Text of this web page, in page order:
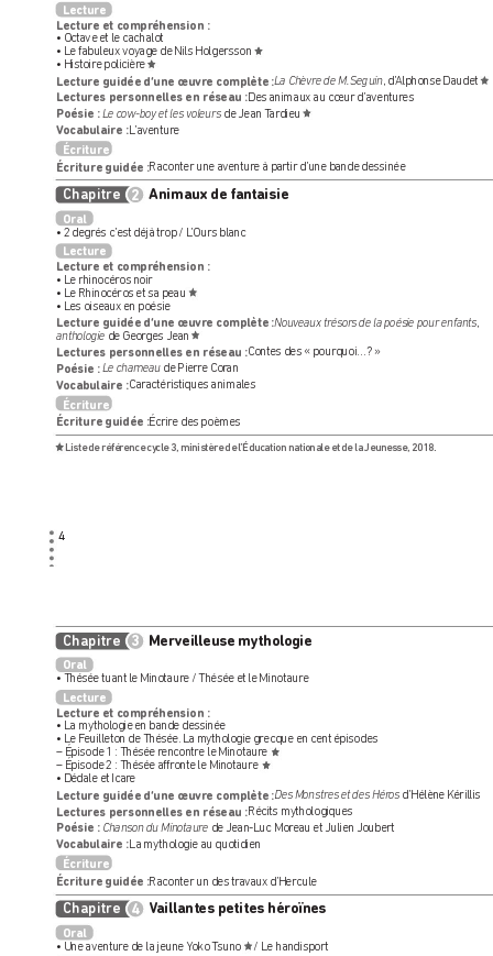
4
Lecture
Lecture et compréhension :
• Octave et le cachalot
• Le fabuleux voyage de Nils Holgersson
• Histoire policière
Lecture guidée d’une œuvre complète :La Chèvre de M. Seguin, d’Alphonse Daudet
Lectures personnelles en réseau :Des animaux au cœur d’aventures
Poésie :Le cow-boy et les voleurs de Jean Tardieu
Vocabulaire : L’aventure
Écriture
Écriture guidée : Raconter une aventure à partir d’une bande dessinée
Chapitre Animaux de fantaisie
Animaux de fantaisie
2
Oral
• 2 degrés c’est déjà trop / L’Ours blanc
Lecture
Lecture et compréhension :
• Le rhinocéros noir
• Le Rhinocéros et sa peau
• Les oiseaux en poésie
Lecture guidée d’une œuvre complète :Nouveaux trésors de la poésie pour enfants
anthologie de Georges Jean
Lectures personnelles en réseau :Contes des « pourquoi… ? »
Poésie :Le chameau de Pierre Coran
Vocabulaire : Caractéristiques animales
Écriture
Écriture guidée : Écrire des poèmes
Liste de référence cycle 3, ministère de l’Éducation nationale et de la Jeunesse, 2018.
Chapitre Merveilleuse mythologie
Merveilleuse mythologie
3
Oral
• Thésée tuant le Minotaure / Thésée et le Minotaure
Lecture
Lecture et compréhension :
• La mythologie en bande dessinée
• Le Feuilleton de Thésée. La mythologie grecque en cent épisodes
– Épisode 1 : Thésée rencontre le Minotaure
– Épisode 2 : Thésée affronte le Minotaure
• Dédale et Icare
Lecture guidée d’une œuvre complète :Des Monstres et des Héros d’Hélène Kérillis
Lectures personnelles en réseau :Récits mythologiques
Poésie : Chanson du Minotaure de Jean-Luc Moreau et Julien Joubert
Vocabulaire : La mythologie au quotidien
Écriture
Écriture guidée : Raconter un des travaux d’Hercule
Chapitre Vaillantes petites héroïnes
Vaillantes petites héroïnes
4
Oral
• Une aventure de la jeune Yoko Tsuno / Le handisport